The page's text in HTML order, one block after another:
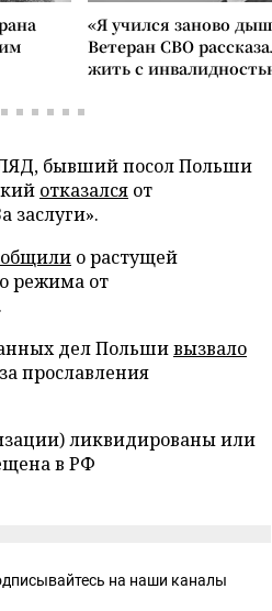
«Я учился заново
Ветеран СВО
жить с
бывший посол Польши
отказался от
заслуги».
о растущей
режима от
дел Польшивызвало
прославления
ликвидированы или
в РФ
на наши каналы